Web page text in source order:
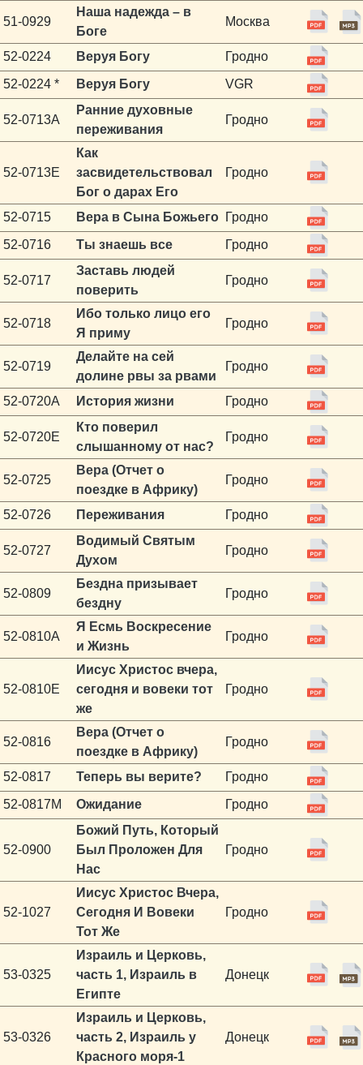
51-0929
Наша надежда – в
Боге
Москва
52-0224 Веруя Богу
Гродно
52-0224 *
Веруя Богу VGR
52-0713A
Ранние духовные
переживания
Гродно
52-0713E
Как
засвидетельствовал
Бог о дарах Его
Гродно
52-0715 Вера в Сына Божьего Гродно
52-0716
Ты знаешь все Гродно
52-0717
Заставь людей
поверить
Гродно
52-0718
Ибо только лицо его
Я приму
Гродно
52-0719
Делайте на сей
долине рвы за рвами
Гродно
52-0720A История жизни Гродно
52-0720E
Кто поверил
слышанному от нас?
Гродно
52-0725
Вера (Отчет о
поездке в Африку)
Гродно
52-0726 Переживания Гродно
52-0727
Водимый Святым
Духом
Гродно
52-0809
Бездна призывает
бездну
Гродно
52-0810A
Я Есмь Воскресение
и Жизнь
Гродно
52-0810E
Иисус Христос вчера,
сегодня и вовеки тот
же
Гродно
52-0816
Вера (Отчет о
поездке в Африку)
Гродно
52-0817 Теперь вы верите?
Гродно
52-0817M
Ожидание Гродно
52-0900
Божий Путь, Который
Был Проложен Для
Нас
Гродно
52-1027
Иисус Христос Вчера,
Сегодня И Вовеки
Тот Же
Гродно
53-0325
Израиль и Церковь,
часть 1, Израиль в
Египте
Донецк
53-0326
Израиль и Церковь,
часть 2, Израиль у
Красного моря-1
Донецк